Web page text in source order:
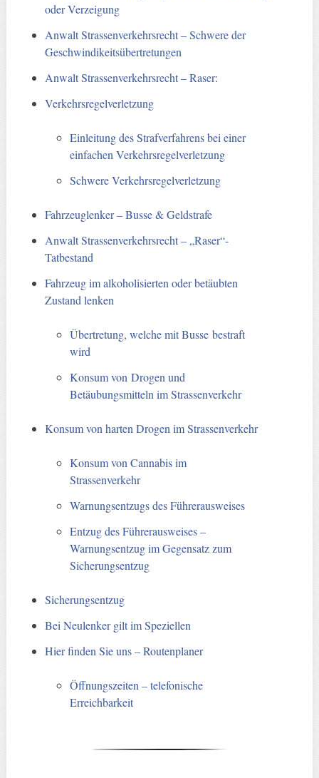
oder Verzeigung
Anwalt Strassenverkehrsrecht – Schwere der
Geschwindikeitsübertretungen
Anwalt Strassenverkehrsrecht – Raser:
Verkehrsregelverletzung
Einleitung des Strafverfahrens bei einer
einfachen Verkehrsregelverletzung
Schwere Verkehrsregelverletzung
Fahrzeuglenker – Busse & Geldstrafe
Anwalt Strassenverkehrsrecht – „Raser“-
Tatbestand
Fahrzeug im alkoholisierten oder betäubten
Zustand lenken
Übertretung, welche mit Busse bestraft
wird
Konsum von Drogen und
Betäubungsmitteln im Strassenverkehr
Konsum von harten Drogen im Strassenverkehr
Konsum von Cannabis im
Strassenverkehr
Warnungsentzugs des Führerausweises
Entzug des Führerausweises –
Warnungsentzug im Gegensatz zum
Sicherungsentzug
Sicherungsentzug
Bei Neulenker gilt im Speziellen
Hier finden Sie uns – Routenplaner
Öffnungszeiten – telefonische
Erreichbarkeit